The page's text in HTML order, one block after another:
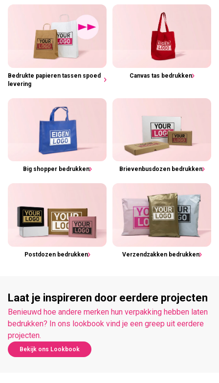
Bedrukte papieren tassen spoed
levering
Canvas tas bedrukken
Big shopper bedrukken Brievenbusdozen bedrukken
Postdozen bedrukken Verzendzakken bedrukken
Laat je inspireren door eerdere projecten
Benieuwd hoe andere merken hun verpakking hebben laten
bedrukken? In ons lookbook vind je een greep uit eerdere
projecten.
Bekijk ons Lookbook